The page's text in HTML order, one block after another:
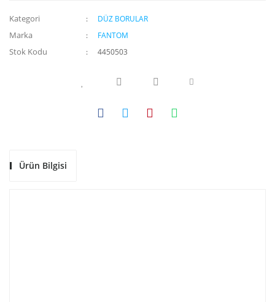
Kategori DÜZ BORULAR
Marka FANTOM
Stok Kodu 4450503
Ürün Bilgisi